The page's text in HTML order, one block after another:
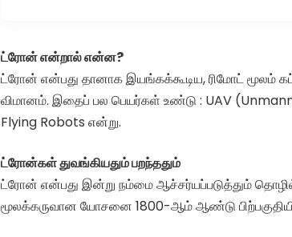
ட்ரோன் என்றால் என்ன?
ட்ரோன் என்பது தானாக இயங்கக்கூடிய, ரிமோட் மூலம்
விமானம். இதைப் பல பெயர்கள் உண்டு : UAV
Flying Robots என்று.
ட்ரோன்கள் துவங்கியதும் பறந்ததும்
ட்ரோன் என்பது இன்று நம்மை ஆச்சர்யப்படுத்தும்
மூலக்கருவான யோசனை 1800-ஆம் ஆண்டு